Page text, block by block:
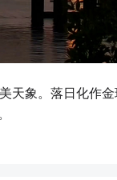
天象。落日化作